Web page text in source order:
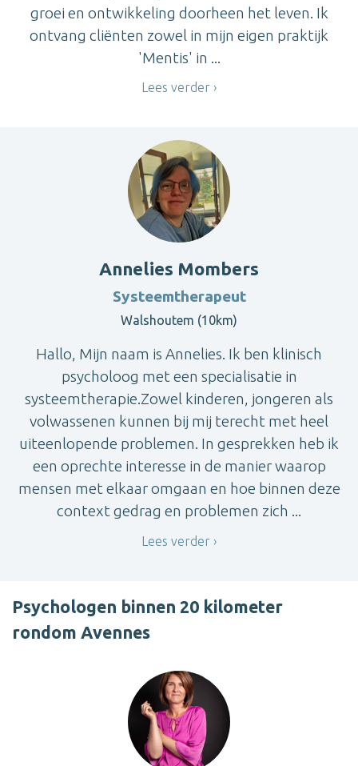
groei en ontwikkeling doorheen het leven. Ik
ontvang cliënten zowel in mijn eigen praktijk
'Mentis' in ...
Lees verder
Annelies Mombers
Systeemtherapeut
Walshoutem (10km)
Hallo, Mijn naam is Annelies. Ik ben klinisch
psycholoog met een specialisatie in
systeemtherapie.Zowel kinderen, jongeren als
volwassenen kunnen bij mij terecht met heel
uiteenlopende problemen. In gesprekken heb ik
een oprechte interesse in de manier waarop
mensen met elkaar omgaan en hoe binnen deze
context gedrag en problemen zich ...
Lees verder
Psychologen binnen 20 kilometer
rondom Avennes